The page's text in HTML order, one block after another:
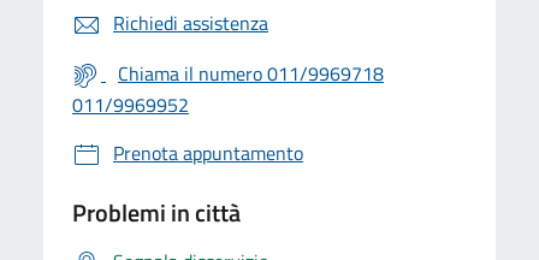
Richiedi assistenza
Chiama il numero 011/9969718
011/9969952
Prenota appuntamento
Problemi in città